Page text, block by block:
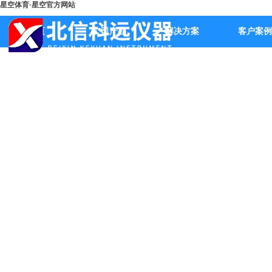
星空体育·星空官方网站
首页 公司产品 解决方案 客户案例